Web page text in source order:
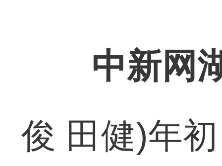
中新网
俊 田健)年